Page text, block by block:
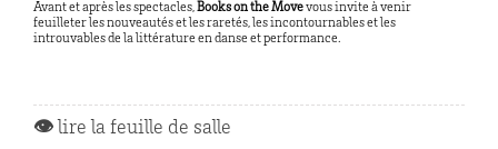
Avant et après les spectacles,Books on the Movevous invite à venir
feuilleter les nouveautés et les raretés, les incontournables et les
introuvables de la littérature en danse et performance.
👁 lire la feuille de salle